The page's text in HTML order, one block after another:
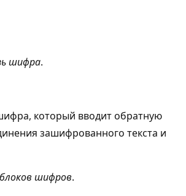
шифра.
который вводит обратную
зашифрованного текста и
шифров.